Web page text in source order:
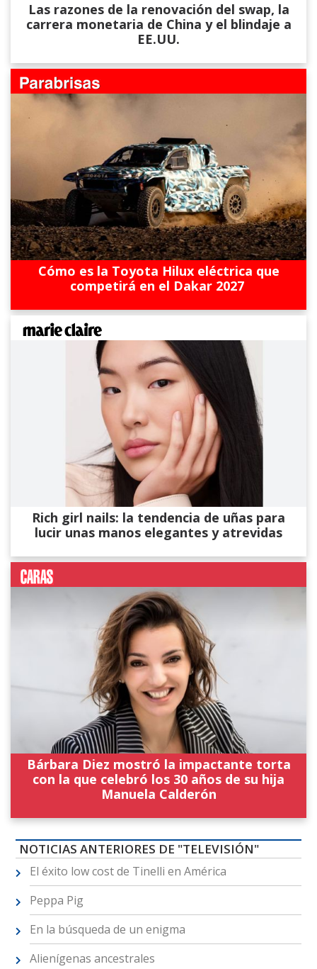
Las razones de la renovación del swap, la
carrera monetaria de China y el blindaje a
EE.UU.
Cómo es la Toyota Hilux eléctrica que
competirá en el Dakar 2027
Rich girl nails: la tendencia de uñas para
lucir unas manos elegantes y atrevidas
Bárbara Diez mostró la impactante torta
con la que celebró los 30 años de su hija
Manuela Calderón
NOTICIAS ANTERIORES DE "TELEVISIÓN"
El éxito low cost de Tinelli en América
Peppa Pig
En la búsqueda de un enigma
Alienígenas ancestrales